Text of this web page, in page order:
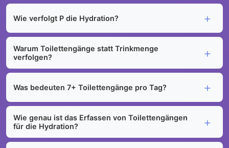
Wie verfolgt P die Hydration?
Warum Toilettengänge statt Trinkmenge
verfolgen?
Was bedeuten 7+ Toilettengänge pro Tag?
Wie genau ist das Erfassen von Toilettengängen
für die Hydration?